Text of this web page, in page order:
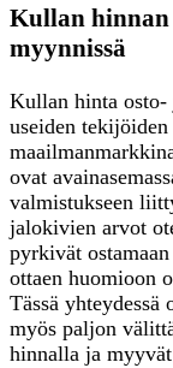
Kullan hinnan
myynnissä
Kullan hinta osto-
useiden
ovat
valmistukseen
jalokivien arvot
pyrkivät
ottaen huomioon
Tässä
myös paljon
hinnalla ja